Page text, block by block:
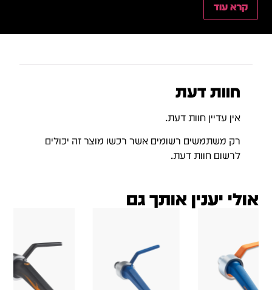
קרא עוד
חוות דעת
אין עדיין חוות דעת.
רק משתמשים רשומים אשר רכשו מוצר זה יכולים
לרשום חוות דעת.
אולי יענין אותך גם